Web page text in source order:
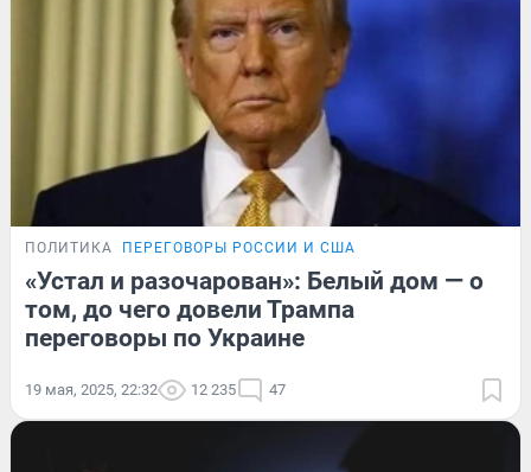
ПОЛИТИКА ПЕРЕГОВОРЫ РОССИИ И США
«Устал и разочарован»: Белый дом — о
том, до чего довели Трампа
переговоры по Украине
19 мая, 2025, 22:32 12 235 47